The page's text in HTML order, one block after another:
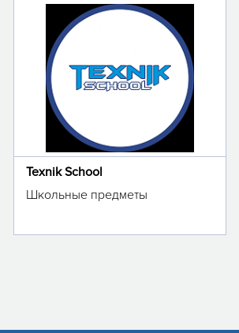
Texnik School
Школьные предметы